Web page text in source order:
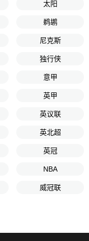
太阳
鹈鹕
尼克斯
独行侠
意甲
英甲
英议联
英北超
英冠
NBA
威冠联